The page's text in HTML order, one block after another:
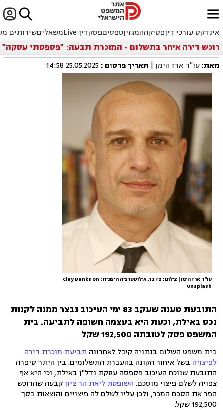

ﱐ
אינדקס עורכי דיןפסיקההמגזיןטפסיםפסקדין Live משאליםשירותים
רוכש דירה איחר בתשלום - המוכרת תבעה: "פספסתי עסקה"
מאת:עו"ד ארז הימן | תאריך פרסום :
25.05.2025 14:58
עו"ד ארז הימן | צילום: פז בר. אילוסטרציה חיצונית: Clay Banks on
Unsplash
התובעת טענה שעקב
83 ימי העיכוב נבצר ממנה לקנות
נכס באילת, וכעת היא בעצמה חשופה לתביעה. בית
המשפט פסק לטובתה 192,500 שקל
בית משפט השלום בנתניה קיבל לאחרונה תביעת מוכרת דירה
לפיצויה בשל איחור הקונה בהעברת התשלומים. בין היתר סיפרה
התובעת שנוכח העיכוב פספסה עסקת נדל"ן באילת, וכי היא אף
צפויה לשלם פיצוי מוסכם. השופטת ליאת הר ציוןקבעה שהרוכש
הפר את הסכם המכר, ולכן עליו לשלם לה פיצויים והוצאות בסך
192,500 שקל.